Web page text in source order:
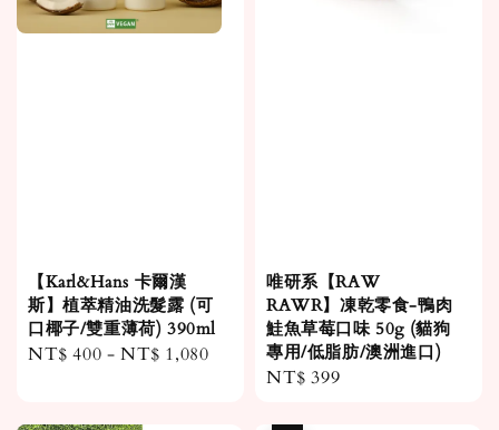
【Karl&Hans 卡爾漢
斯】植萃精油洗髮露 (可
口椰子/雙重薄荷) 390ml
Regular
NT$ 400 -NT$ 1,080
唯研系【RAW
RAWR】凍乾零食-鴨肉
鮭魚草莓口味 50g (貓狗
專用/低脂肪/澳洲進口)
Regular
NT$ 399